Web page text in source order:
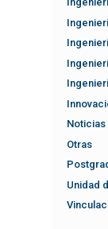
Noticias
Otras
Unidad